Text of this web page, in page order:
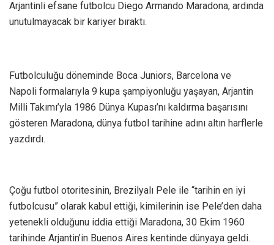
Arjantinli efsane futbolcu Diego Armando Maradona, ardında
unutulmayacak bir kariyer bıraktı.
Futbolculuğu döneminde Boca Juniors, Barcelona ve
Napoli formalarıyla 9 kupa şampiyonluğu yaşayan, Arjantin
Milli Takımı’yla 1986 Dünya Kupası’nı kaldırma başarısını
gösteren Maradona, dünya futbol tarihine adını altın harflerle
yazdırdı.
Çoğu futbol otoritesinin, Brezilyalı Pele ile “tarihin en iyi
futbolcusu” olarak kabul ettiği, kimilerinin ise Pele’den daha
yetenekli olduğunu iddia ettiği Maradona, 30 Ekim 1960
tarihinde Arjantin’in Buenos Aires kentinde dünyaya geldi.